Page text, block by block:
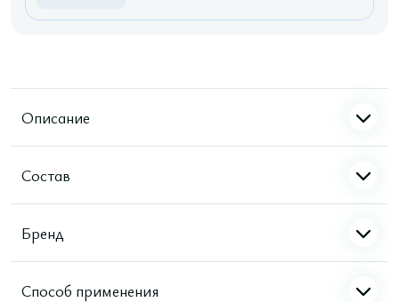
Описание
Состав
Бренд
Способ применения